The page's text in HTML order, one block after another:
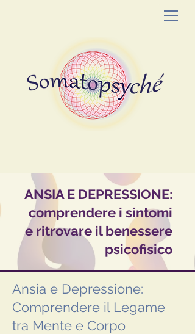
ANSIA E DEPRESSIONE:
comprendere i sintomi
e ritrovare il benessere
psicofisico
Ansia e Depressione:
Comprendere il Legame
tra Mente e Corpo